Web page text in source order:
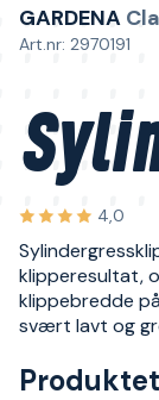
GARDENA
Art.nr: 2970191
4,0
klipperesultat,
klippebredde
svært lavt og